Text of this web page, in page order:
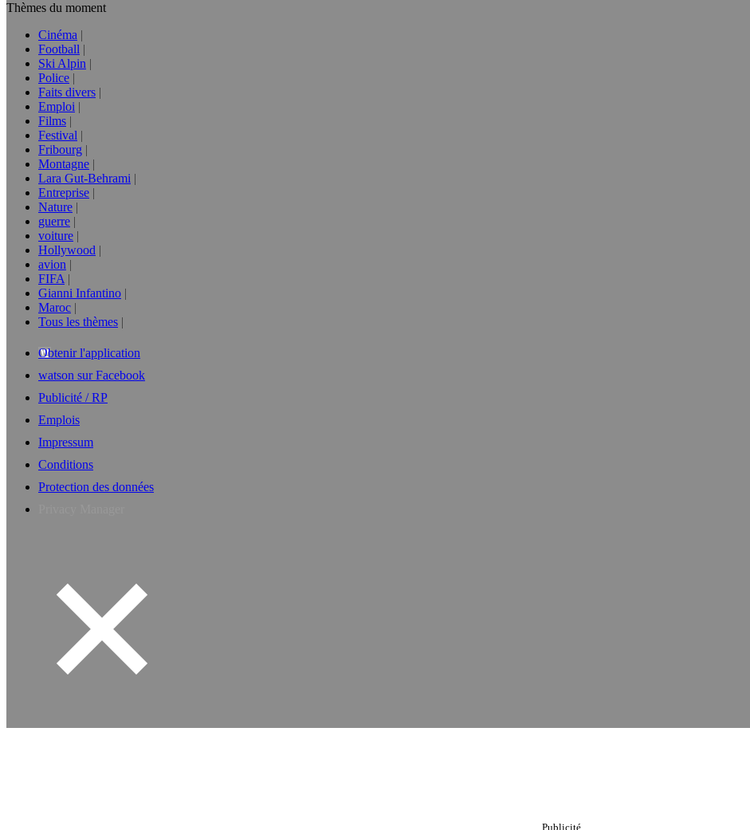
Thèmes du moment
Cinéma
Football
Ski Alpin
Police
Faits divers
Emploi
Films
Festival
Fribourg
Montagne
Lara Gut-Behrami
Entreprise
Nature
guerre
voiture
Hollywood
avion
FIFA
Gianni Infantino
Maroc
Tous les thèmes
Obtenir l'application
watson sur Facebook
Publicité / RP
Emplois
Impressum
Conditions
Protection des données